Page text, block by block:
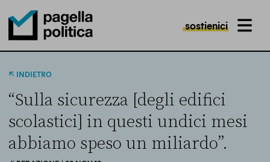
Pagella Politica Logo
sostienici MENU
INDIETRO
“Sulla sicurezza [degli edifici
scolastici] in questi undici mesi
abbiamo speso un miliardo”.